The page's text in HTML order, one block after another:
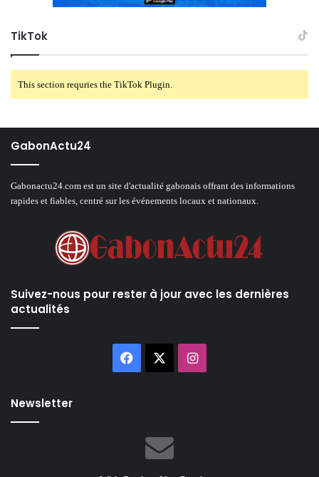
TikTok
This section requries the TikTok Plugin.
GabonActu24
Gabonactu24.com est un site d'actualité gabonais offrant des informations
rapides et fiables, centré sur les événements locaux et nationaux.
Suivez-nous pour rester à jour avec les dernières
actualités
Facebook Instagram
Newsletter